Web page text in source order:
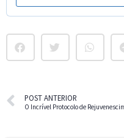
POST ANTERIOR